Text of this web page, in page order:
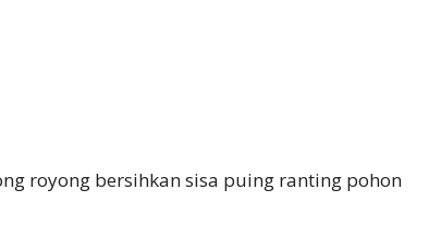
royong bersihkan sisa puing ranting pohon